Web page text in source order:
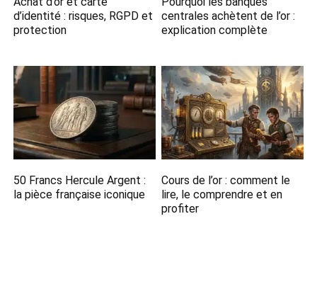
d’identité : risques, RGPD et
protection
centrales achètent de l’or :
explication complète
50 Francs Hercule Argent :
la pièce française iconique
Cours de l’or : comment le
lire, le comprendre et en
profiter